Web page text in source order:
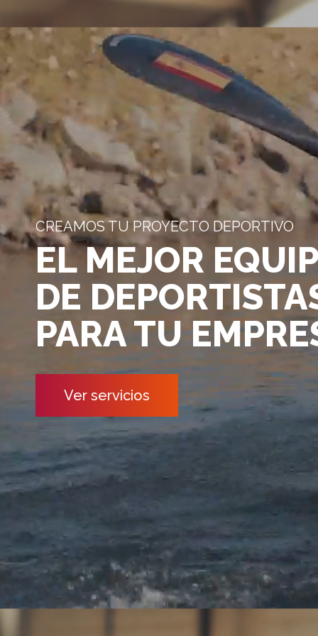
CREAMOS TU PROYECTO DEPORTIVO
EL MEJOR
DE
PARA TU
Ver servicios